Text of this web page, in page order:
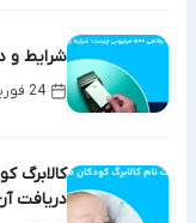
شرایط و دریافت
24 فوریه 2026
کالابرگ
دریافت